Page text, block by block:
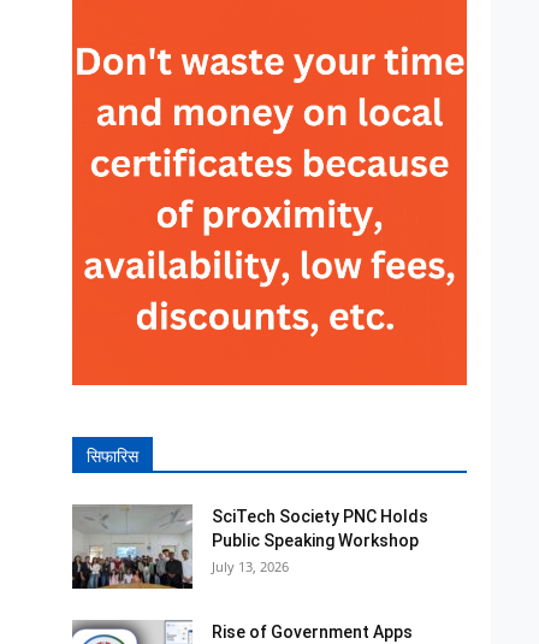
सिफारिस
SciTech Society PNC Holds
Public Speaking Workshop
July 13, 2026
Rise of Government Apps